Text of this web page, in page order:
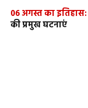
06 अगस्त का इतिहास:
की प्रमुख घटनाएं